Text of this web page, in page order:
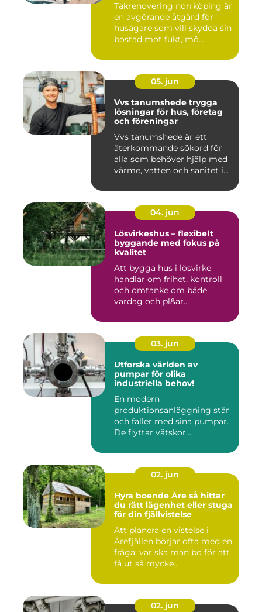
Takrenovering norrköping är
en avgörande åtgärd för
husägare som vill skydda sin
bostad mot fukt, mö...
05. jun
Vvs tanumshede trygga
lösningar för hus, företag
och föreningar
Vvs tanumshede är ett
återkommande sökord för
alla som behöver hjälp med
värme, vatten och sanitet i...
04. jun
Lösvirkeshus – flexibelt
byggande med fokus på
kvalitet
Att bygga hus i lösvirke
handlar om frihet, kontroll
och omtanke om både
vardag och pl&ar...
03. jun
Utforska världen av
pumpar för olika
industriella behov!
En modern
produktionsanläggning står
och faller med sina pumpar.
De flyttar vätskor,...
02. jun
Hyra boende Åre så hittar
du rätt lägenhet eller stuga
för din fjällvistelse
Att planera en vistelse i
Årefjällen börjar ofta med en
fråga: var ska man bo för att
få ut så mycke...
02. jun